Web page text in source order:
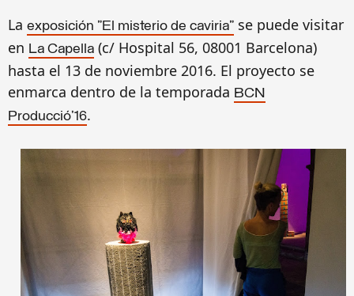
La exposición "El misterio de caviria" se puede visitar
en La Capella (c/ Hospital 56, 08001 Barcelona)
hasta el 13 de noviembre 2016. El proyecto se
enmarca dentro de la temporada BCN
Producció'16.